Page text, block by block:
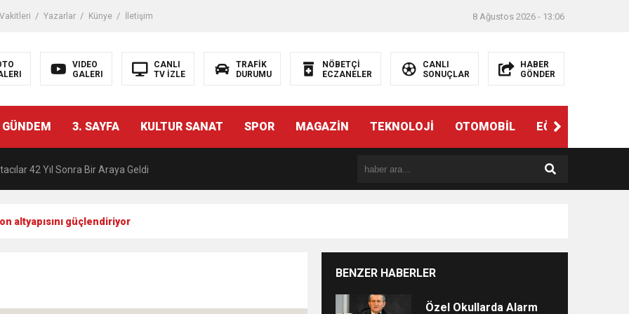
Yazarlar Künye İletişim 8 Ağustos 2026 - 13:06
VIDEO
GALERI
CANLI
TV İZLE
TRAFİK
DURUMU
NÖBETÇİ
ECZANELER
CANLI
SONUÇLAR
HABER
GÖNDER
3. SAYFA KULTUR SANAT SPOR MAGAZİN TEKNOLOJİ OTOMOBİL EĞİTİM
Tanıdığı İsim: Abdulrezak Kaldan Torbalı Yolunda
42 Yıl Sonra Bir Araya Geldi
altyapısını güçlendiriyor
BENZER HABERLER
Özel Okullarda Alarm